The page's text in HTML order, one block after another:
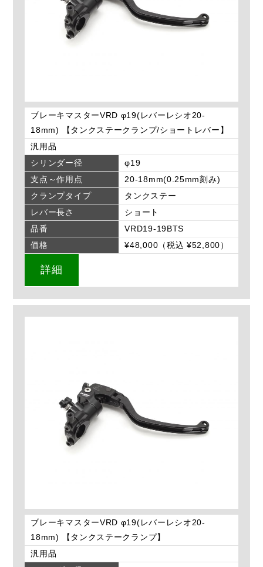
ブレーキマスターVRD φ19(レバーレシオ20-
18mm) 【タンクステークランプ/ショートレバー】
汎用品
シリンダー径
φ19
支点～作用点
20-18mm(0.25mm刻み)
クランプタイプ
タンクステー
レバー長さ
ショート
品番
VRD19-19BTS
価格
¥48,000（税込 ¥52,800）
詳細
ブレーキマスターVRD φ19(レバーレシオ20-
18mm) 【タンクステークランプ】
汎用品